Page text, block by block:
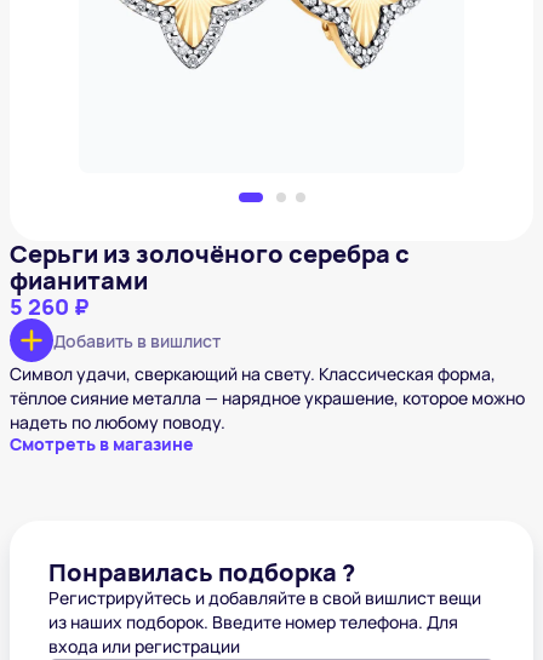
5 260 ₽
Добавить в вишлист
Серьги из золочёного серебра с
фианитами
5 260 ₽
Добавить в вишлист
Символ удачи, сверкающий на свету. Классическая форма,
тёплое сияние металла — нарядное украшение, которое можно
надеть по любому поводу.
Смотреть в магазине
Понравилась подборка ?
Регистрируйтесь и добавляйте в свой вишлист вещи
из наших подборок. Введите номер телефона. Для
входа или регистрации